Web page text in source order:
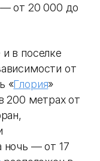
— от 20 000 до
в поселке
от
«Глория»
200 метрах от
ночь — от 17